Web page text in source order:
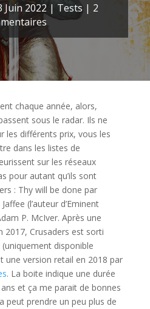
Juin 2022 | Tests| 2
chaque année, alors,
sous le radar. Ils ne
les différents prix, vous les
dans les listes de
sur les réseaux
pour autant qu’ils sont
: Thy will be done par
(l’auteur d’Eminent
P. McIver. Après une
2017, Crusaders est sorti
disponible
une version retail en 2018 par
. La boite indique une durée
et ça me parait de bonnes
peut prendre un peu plus de